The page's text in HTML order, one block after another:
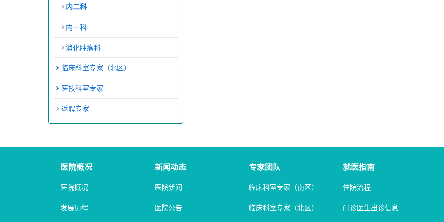
内二科
内一科
消化肿瘤科
临床科室专家（北区）
医技科室专家
返聘专家
医院概况
医院概况
发展历程
新闻动态
医院新闻
医院公告
专家团队
临床科室专家（南区）
临床科室专家（北区）
就医指南
住院流程
门诊医生出诊信息